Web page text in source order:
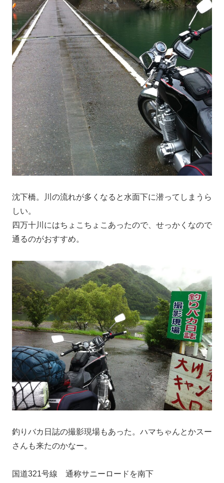
沈下橋。川の流れが多くなると水面下に潜ってしまうら
しい。
四万十川にはちょこちょこあったので、せっかくなので
通るのがおすすめ。
釣りバカ日誌の撮影現場もあった。ハマちゃんとかスー
さんも来たのかなー。
国道321号線 通称サニーロードを南下